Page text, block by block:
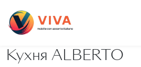
Кухня ALBERTO